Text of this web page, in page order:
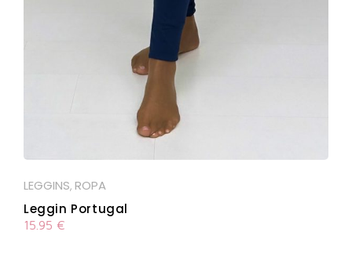
LEGGINS, ROPA
Leggin Portugal
15.95 €